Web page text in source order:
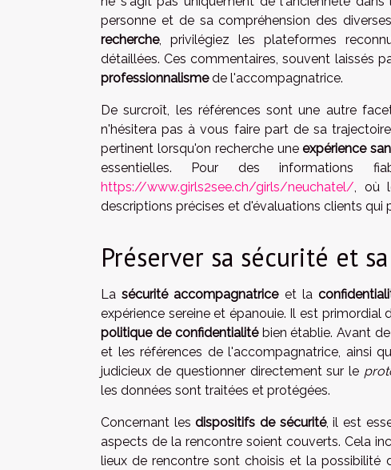
personne et de sa compréhension des
recherche, privilégiez les plateformes
détaillées. Ces commentaires, souvent laissés
professionnalismede l'accompagnatrice.
De surcroît, les références sont une autre
n'hésitera pas à vous faire part de sa
pertinent lorsqu'on recherche uneexpérience
essentielles. Pour des informations
https://www.girls2see.ch/girls/neuchatel/, où
descriptions précises et d'évaluations clients
Préserver sa sécurité et
Lasécurité accompagnatriceet la
expérience sereine et épanouie. Il est
politique de confidentialitébien établie. Avant
et les références de l'accompagnatrice, ainsi
judicieux de questionner directement sur le
les données sont traitées et protégées.
Concernant lesdispositifs de sécurité, il est
aspects de la rencontre soient couverts. Cela
lieux de rencontre sont choisis et la possibilité